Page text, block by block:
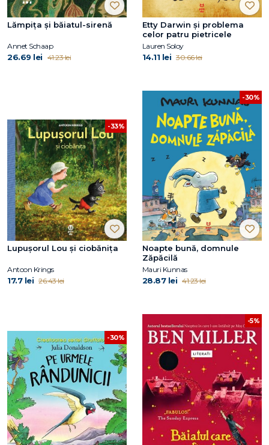
Lămpița și băiatul-sirenă
Annet Schaap
26.69 lei 41.23 lei
Etty Darwin și problema
celor patru pietricele
Lauren Soloy
14.11 lei 30.66 lei
-33%
Lupușorul Lou și ciobănița
Antoon Krings
17.7 lei 26.43 lei
-30%
Noapte bună, domnule
Zăpăcilă
Mauri Kunnas
28.87 lei 41.23 lei
-30%
-5%